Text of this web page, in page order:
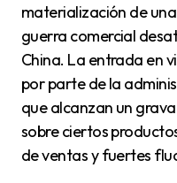
materialización de
guerra comercial
China. La entrada en
por parte de la
que alcanzan un
sobre ciertos
de ventas y fuertes